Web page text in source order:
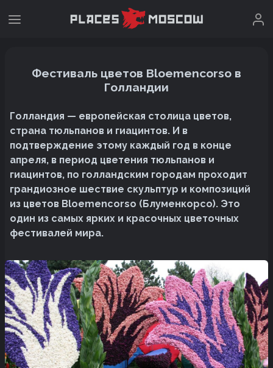
Фестиваль цветов Bloemencorso в
Голландии
Голландия — европейская столица цветов,
страна тюльпанов и гиацинтов. И в
подтверждение этому каждый год в конце
апреля, в период цветения тюльпанов и
гиацинтов, по голландским городам проходит
грандиозное шествие скульптур и композиций
из цветов Bloemencorso (Блуменкорсо). Это
один из самых ярких и красочных цветочных
фестивалей мира.